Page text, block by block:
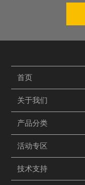
首页
关于我们
产品分类
活动专区
技术支持